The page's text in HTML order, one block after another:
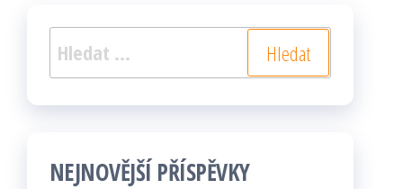
Vyhledávání
NEJNOVĚJŠÍ PŘÍSPĚVKY